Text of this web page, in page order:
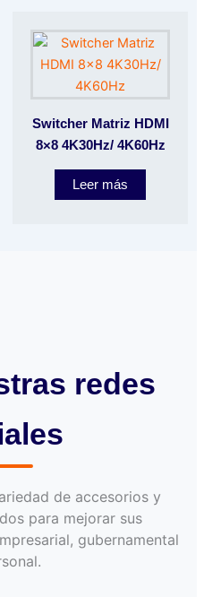
Switcher Matriz HDMI
8×8 4K30Hz/ 4K60Hz
Leer más
redes
de accesorios y
para mejorar sus
gubernamental